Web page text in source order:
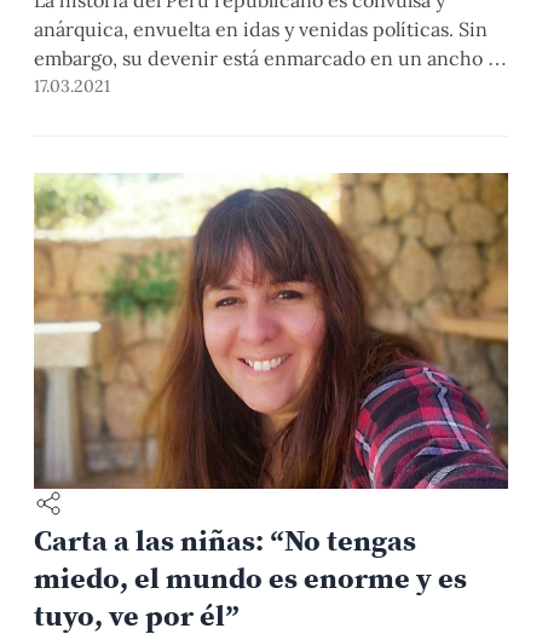
anárquica, envuelta en idas y venidas políticas. Sin
embargo, su devenir está enmarcado en un ancho y
ajeno escenario ambiental que, sin querer, la ha
fértil de sus valles […]
17.03.2021
Carta a las niñas: “No tengas
miedo, el mundo es enorme y es
tuyo, ve por él”